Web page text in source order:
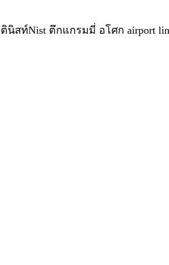
สท์Nist ตึกแกรมมี่ อโศก airport